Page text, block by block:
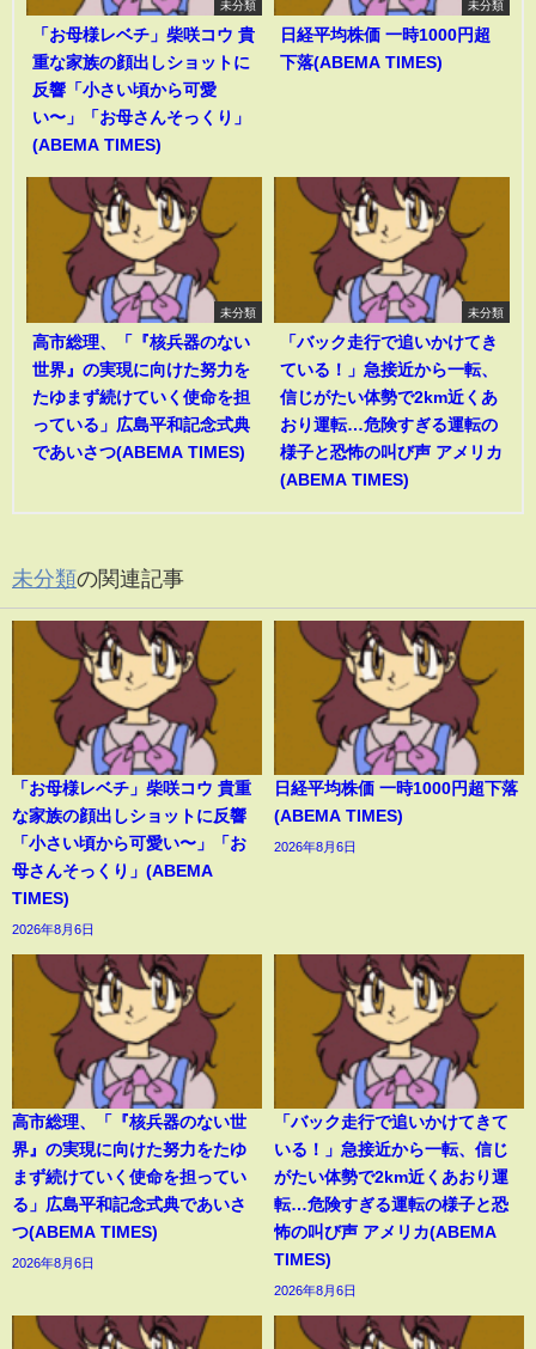
未分類
「お母様レベチ」柴咲コウ 貴
重な家族の顔出しショットに
反響「小さい頃から可愛
い〜」「お母さんそっくり」
(ABEMA TIMES)
未分類
日経平均株価 一時1000円超
下落(ABEMA TIMES)
未分類
高市総理、「『核兵器のない
世界』の実現に向けた努力を
たゆまず続けていく使命を担
っている」広島平和記念式典
であいさつ(ABEMA TIMES)
未分類
「バック走行で追いかけてき
ている！」急接近から一転、
信じがたい体勢で2km近くあ
おり運転…危険すぎる運転の
様子と恐怖の叫び声 アメリカ
(ABEMA TIMES)
未分類の関連記事
「お母様レベチ」柴咲コウ 貴重
な家族の顔出しショットに反響
「小さい頃から可愛い〜」「お
母さんそっくり」(ABEMA
TIMES)
2026年8月6日
日経平均株価 一時1000円超下落
(ABEMA TIMES)
2026年8月6日
高市総理、「『核兵器のない世
界』の実現に向けた努力をたゆ
まず続けていく使命を担ってい
る」広島平和記念式典であいさ
つ(ABEMA TIMES)
2026年8月6日
「バック走行で追いかけてきて
いる！」急接近から一転、信じ
がたい体勢で2km近くあおり運
転…危険すぎる運転の様子と恐
怖の叫び声 アメリカ(ABEMA
TIMES)
2026年8月6日